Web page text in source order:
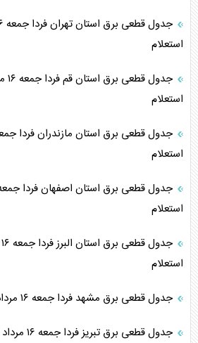
استعلام
استعلام
استعلام
استعلام
استعلام
جدول قطعی برق مشهد فردا جمعه ۱۶ مرداد ۱۴۰۵ + نحوه استعلام
جدول قطعی برق تبریز فردا جمعه ۱۶ مرداد ۱۴۰۵ + نحوه استعلام